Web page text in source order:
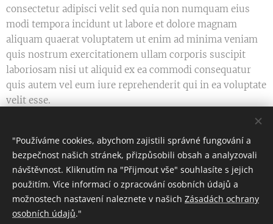
consectetur adipisci velit sed quia non numquam eius
modi tempora incidunt ut labore et dolore magnam
aliquam quaerat voluptatem ut enim ad minima veniam
quis nostrum exercitationem ullam corporis suscipit
laboriosam nisi ut aliquid ex ea commodi consequatur
quis autem vel eum iure reprehenderit qui in ea voluptate
velit esse.
Share
"Používáme cookies, abychom zajistili správné fungování a
bezpečnost našich stránek, přizpůsobili obsah a analyzovali
návštěvnost. Kliknutím na "Přijmout vše" souhlasíte s jejich
použitím. Více informací o zpracování osobních údajů a
možnostech nastavení naleznete v našich Zásadách ochrany
osobních údajů."